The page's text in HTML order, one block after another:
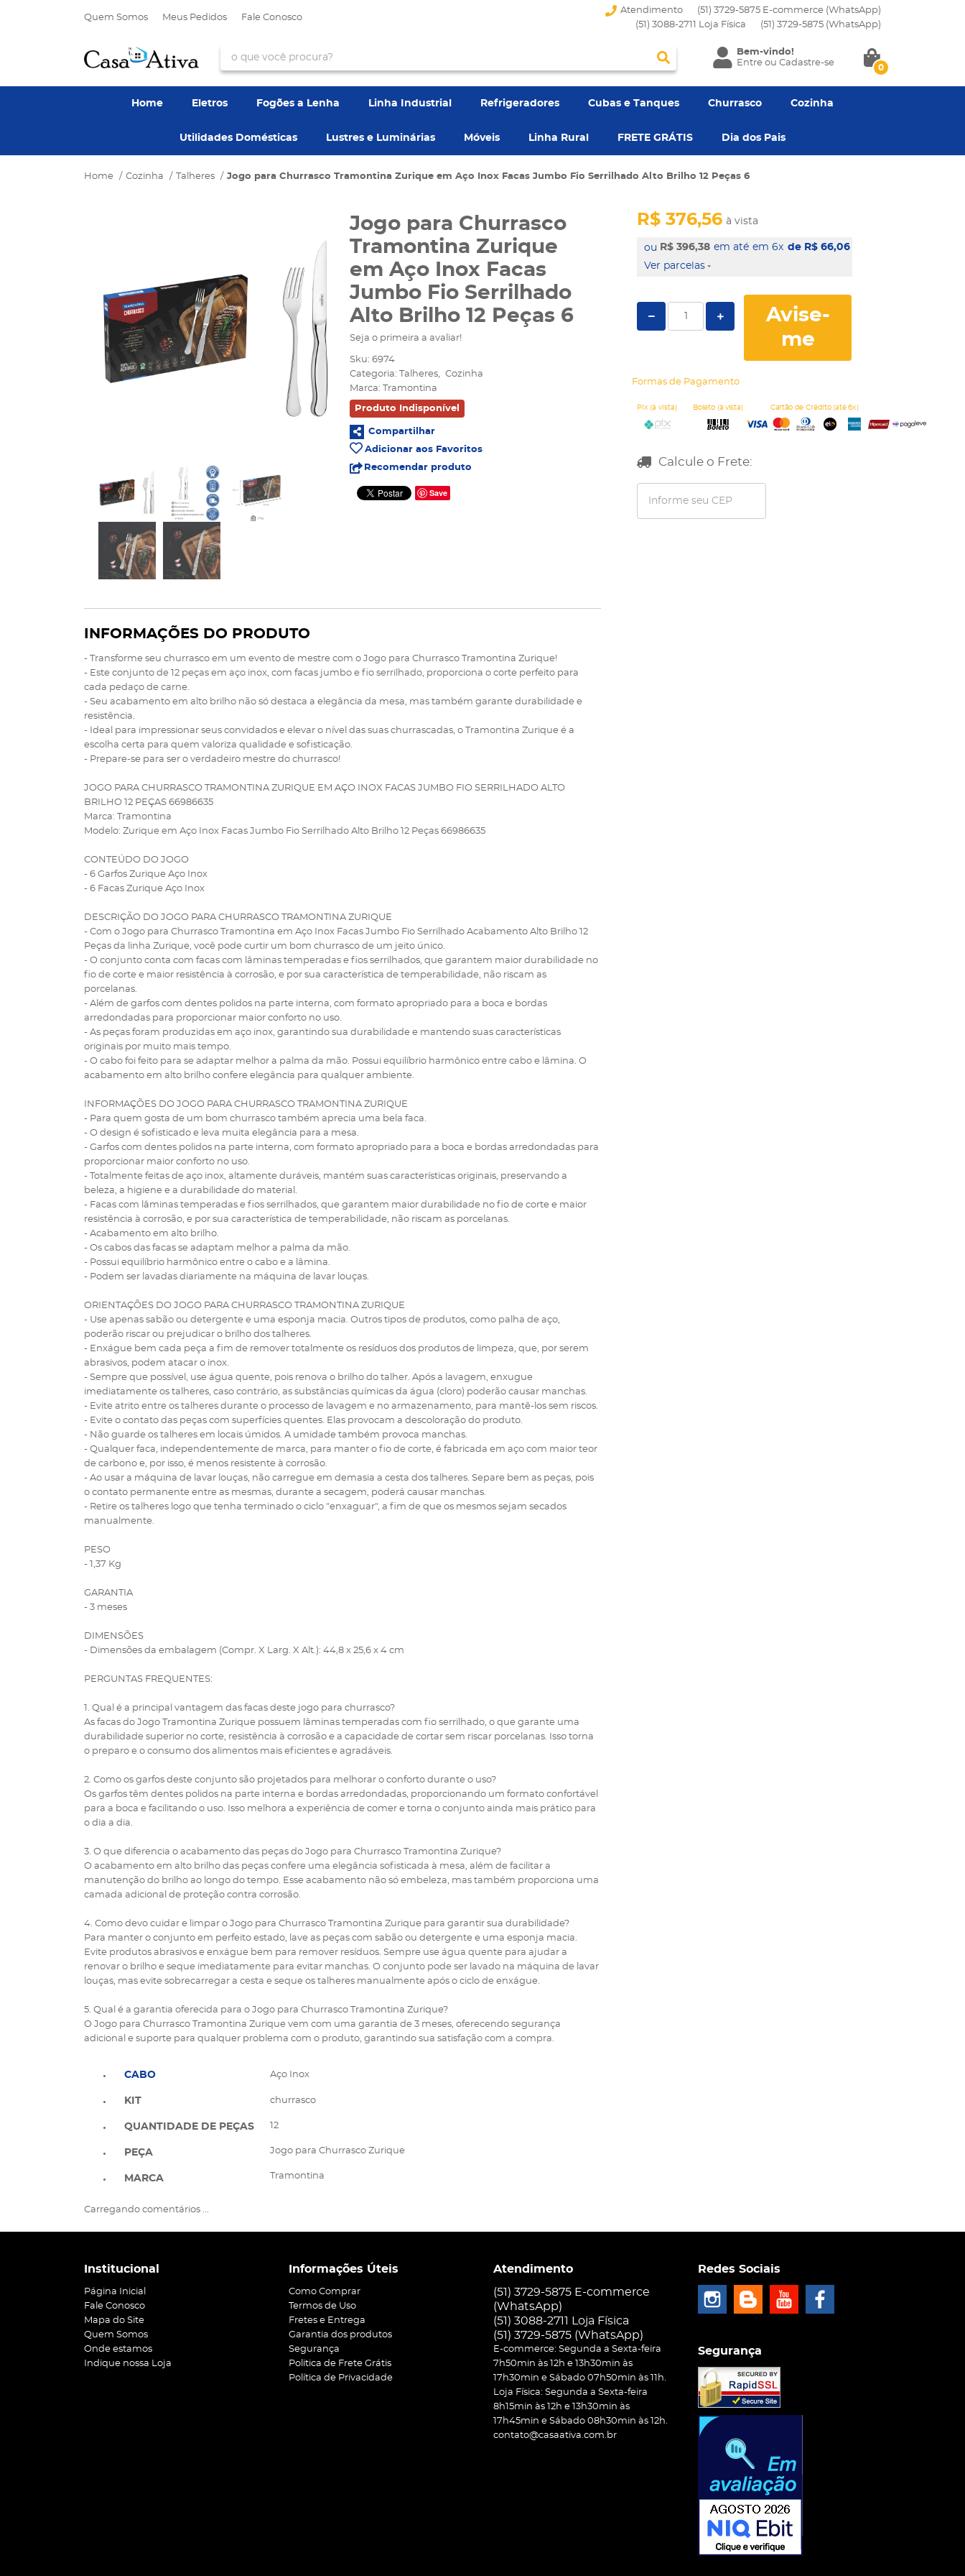
Quem Somos Meus Pedidos Fale Conosco
Atendimento
(51) 3729-5875 E-commerce (WhatsApp)
(51) 3088-2711 Loja Física
(51) 3729-5875 (WhatsApp)
Bem-vindo!
Entreou Cadastre-se 0
Home Eletros Fogões a Lenha Linha Industrial Refrigeradores Cubas e Tanques Churrasco Cozinha
Utilidades Domésticas Lustres e Luminárias Móveis Linha Rural FRETE GRÁTIS Dia dos Pais
Home Cozinha Talheres Jogo para Churrasco Tramontina Zurique em Aço Inox Facas Jumbo Fio Serrilhado Alto Brilho 12 Peças 6
Jogo para Churrasco
Tramontina Zurique
em Aço Inox Facas
Jumbo Fio Serrilhado
Alto Brilho 12 Peças 6
Seja o primeira a avaliar!
Sku: 6974
Categoria: Talheres
Cozinha
Marca: Tramontina
Produto Indisponível
Compartilhar
Adicionar aos Favoritos
Recomendar produto
Save
R$ 396,38
R$ 376,56 à vista
em 6x de R$ 66,06
Ver parcelas
Avise-
me
Formas de Pagamento
Calcule o Frete:
INFORMAÇÕES DO PRODUTO
- Transforme seu churrasco em um evento de mestre com o Jogo para Churrasco Tramontina Zurique!
- Este conjunto de 12 peças em aço inox, com facas jumbo e fio serrilhado, proporciona o corte perfeito para
cada pedaço de carne.
- Seu acabamento em alto brilho não só destaca a elegância da mesa, mas também garante durabilidade e
resistência.
- Ideal para impressionar seus convidados e elevar o nível das suas churrascadas, o Tramontina Zurique é a
escolha certa para quem valoriza qualidade e sofisticação.
- Prepare-se para ser o verdadeiro mestre do churrasco!
JOGO PARA CHURRASCO TRAMONTINA ZURIQUE EM AÇO INOX FACAS JUMBO FIO SERRILHADO ALTO
BRILHO 12 PEÇAS 66986635
Marca: Tramontina
Modelo: Zurique em Aço Inox Facas Jumbo Fio Serrilhado Alto Brilho 12 Peças 66986635
CONTEÚDO DO JOGO
- 6 Garfos Zurique Aço Inox
- 6 Facas Zurique Aço Inox
DESCRIÇÃO DO JOGO PARA CHURRASCO TRAMONTINA ZURIQUE
- Com o Jogo para Churrasco Tramontina em Aço Inox Facas Jumbo Fio Serrilhado Acabamento Alto Brilho 12
Peças da linha Zurique, você pode curtir um bom churrasco de um jeito único.
- O conjunto conta com facas com lâminas temperadas e fios serrilhados, que garantem maior durabilidade no
fio de corte e maior resistência à corrosão, e por sua característica de temperabilidade, não riscam as
porcelanas.
- Além de garfos com dentes polidos na parte interna, com formato apropriado para a boca e bordas
arredondadas para proporcionar maior conforto no uso.
- As peças foram produzidas em aço inox, garantindo sua durabilidade e mantendo suas características
originais por muito mais tempo.
- O cabo foi feito para se adaptar melhor a palma da mão. Possui equilíbrio harmônico entre cabo e lâmina. O
acabamento em alto brilho confere elegância para qualquer ambiente.
INFORMAÇÕES DO JOGO PARA CHURRASCO TRAMONTINA ZURIQUE
- Para quem gosta de um bom churrasco também aprecia uma bela faca.
- O design é sofisticado e leva muita elegância para a mesa.
- Garfos com dentes polidos na parte interna, com formato apropriado para a boca e bordas arredondadas para
proporcionar maior conforto no uso.
- Totalmente feitas de aço inox, altamente duráveis, mantém suas características originais, preservando a
beleza, a higiene e a durabilidade do material.
- Facas com lâminas temperadas e fios serrilhados, que garantem maior durabilidade no fio de corte e maior
resistência à corrosão, e por sua característica de temperabilidade, não riscam as porcelanas.
- Acabamento em alto brilho.
- Os cabos das facas se adaptam melhor a palma da mão.
- Possui equilíbrio harmônico entre o cabo e a lâmina.
- Podem ser lavadas diariamente na máquina de lavar louças.
ORIENTAÇÕES DO JOGO PARA CHURRASCO TRAMONTINA ZURIQUE
- Use apenas sabão ou detergente e uma esponja macia. Outros tipos de produtos, como palha de aço,
poderão riscar ou prejudicar o brilho dos talheres.
- Enxágue bem cada peça a fim de remover totalmente os resíduos dos produtos de limpeza, que, por serem
abrasivos, podem atacar o inox.
- Sempre que possível, use água quente, pois renova o brilho do talher. Após a lavagem, enxugue
imediatamente os talheres, caso contrário, as substâncias químicas da água (cloro) poderão causar manchas.
- Evite atrito entre os talheres durante o processo de lavagem e no armazenamento, para mantê-los sem riscos.
- Evite o contato das peças com superfícies quentes. Elas provocam a descoloração do produto.
- Não guarde os talheres em locais úmidos. A umidade também provoca manchas.
- Qualquer faca, independentemente de marca, para manter o fio de corte, é fabricada em aço com maior teor
de carbono e, por isso, é menos resistente à corrosão.
- Ao usar a máquina de lavar louças, não carregue em demasia a cesta dos talheres. Separe bem as peças, pois
o contato permanente entre as mesmas, durante a secagem, poderá causar manchas.
- Retire os talheres logo que tenha terminado o ciclo "enxaguar", a fim de que os mesmos sejam secados
manualmente.
PESO
- 1,37 Kg
GARANTIA
- 3 meses
DIMENSÕES
- Dimensões da embalagem (Compr. X Larg. X Alt.): 44,8 x 25,6 x 4 cm
PERGUNTAS FREQUENTES:
1. Qual é a principal vantagem das facas deste jogo para churrasco?
As facas do Jogo Tramontina Zurique possuem lâminas temperadas com fio serrilhado, o que garante uma
durabilidade superior no corte, resistência à corrosão e a capacidade de cortar sem riscar porcelanas. Isso torna
o preparo e o consumo dos alimentos mais eficientes e agradáveis.
2. Como os garfos deste conjunto são projetados para melhorar o conforto durante o uso?
Os garfos têm dentes polidos na parte interna e bordas arredondadas, proporcionando um formato confortável
para a boca e facilitando o uso. Isso melhora a experiência de comer e torna o conjunto ainda mais prático para
o dia a dia.
3. O que diferencia o acabamento das peças do Jogo para Churrasco Tramontina Zurique?
O acabamento em alto brilho das peças confere uma elegância sofisticada à mesa, além de facilitar a
manutenção do brilho ao longo do tempo. Esse acabamento não só embeleza, mas também proporciona uma
camada adicional de proteção contra corrosão.
4. Como devo cuidar e limpar o Jogo para Churrasco Tramontina Zurique para garantir sua durabilidade?
Para manter o conjunto em perfeito estado, lave as peças com sabão ou detergente e uma esponja macia.
Evite produtos abrasivos e enxágue bem para remover resíduos. Sempre use água quente para ajudar a
renovar o brilho e seque imediatamente para evitar manchas. O conjunto pode ser lavado na máquina de lavar
louças, mas evite sobrecarregar a cesta e seque os talheres manualmente após o ciclo de enxágue.
5. Qual é a garantia oferecida para o Jogo para Churrasco Tramontina Zurique?
O Jogo para Churrasco Tramontina Zurique vem com uma garantia de 3 meses, oferecendo segurança
adicional e suporte para qualquer problema com o produto, garantindo sua satisfação com a compra.
CABO
KIT
QUANTIDADE DE PEÇAS
PEÇA
MARCA
Aço Inox
churrasco
12
Jogo para Churrasco Zurique
Tramontina
Carregando comentários ...
Institucional
Página Inicial
Fale Conosco
Mapa do Site
Quem Somos
Onde estamos
Indique nossa Loja
Informações Úteis
Como Comprar
Termos de Uso
Fretes e Entrega
Garantia dos produtos
Segurança
Politica de Frete Grátis
Política de Privacidade
Atendimento
(51) 3729-5875 E-commerce
(WhatsApp)
(51) 3088-2711 Loja Física
(51) 3729-5875 (WhatsApp)
E-commerce: Segunda a Sexta-feira
7h50min às 12h e 13h30min às
17h30min e Sábado 07h50min às 11h.
Loja Física: Segunda a Sexta-feira
8h15min às 12h e 13h30min às
17h45min e Sábado 08h30min às 12h.
contato@casaativa.com.br
Redes Sociais
Segurança